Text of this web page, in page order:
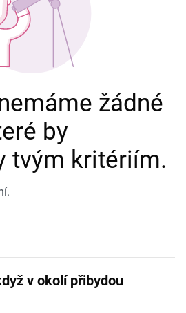
žádné
by
tvým kritériím.
v okolí přibydou